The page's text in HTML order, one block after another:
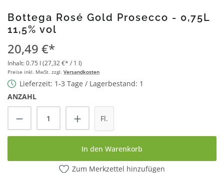
Bottega Rosé Gold Prosecco - 0,75L
11,5% vol
20,49 €*
Inhalt:0.75 l (27,32 €* / 1 l)
Preise inkl. MwSt. zzgl. Versandkosten
Lieferzeit: 1-3 Tage / Lagerbestand: 1
ANZAHL
Produkt Anzahl: Gib den gewünschten
Fl.
In den Warenkorb
Zum Merkzettel hinzufügen